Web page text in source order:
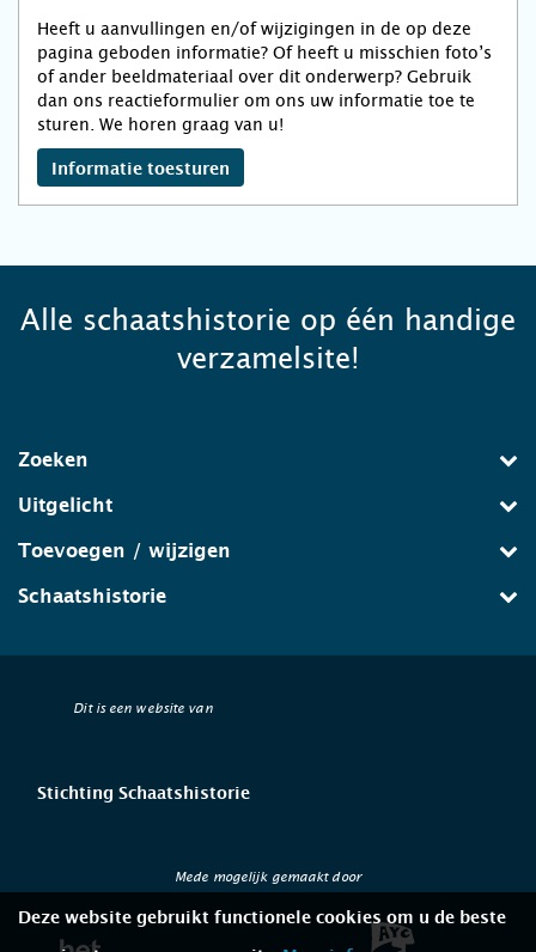
Heeft u aanvullingen en/of wijzigingen in de op deze
pagina geboden informatie? Of heeft u misschien foto’s
of ander beeldmateriaal over dit onderwerp? Gebruik
dan ons reactieformulier om ons uw informatie toe te
sturen. We horen graag van u!
Informatie toesturen
Alle schaatshistorie op één handige
verzamelsite!
Zoeken
Uitgelicht
Toevoegen / wijzigen
Schaatshistorie
Dit is een website van
Stichting Schaatshistorie
Mede mogelijk gemaakt door
Deze website gebruikt functionele cookies om u de beste